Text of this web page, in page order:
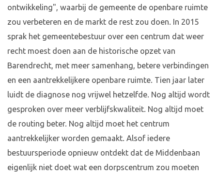
ontwikkeling", waarbij de gemeente de openbare ruimte
zou verbeteren en de markt de rest zou doen. In 2015
sprak het gemeentebestuur over een centrum dat weer
recht moest doen aan de historische opzet van
Barendrecht, met meer samenhang, betere verbindingen
en een aantrekkelijkere openbare ruimte. Tien jaar later
luidt de diagnose nog vrijwel hetzelfde. Nog altijd wordt
gesproken over meer verblijfskwaliteit. Nog altijd moet
de routing beter. Nog altijd moet het centrum
aantrekkelijker worden gemaakt. Alsof iedere
bestuursperiode opnieuw ontdekt dat de Middenbaan
eigenlijk niet doet wat een dorpscentrum zou moeten